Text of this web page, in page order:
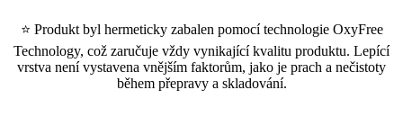
⭐ Produkt byl hermeticky zabalen pomocí technologie OxyFree
Technology, což zaručuje vždy vynikající kvalitu produktu. Lepící
vrstva není vystavena vnějším faktorům, jako je prach a nečistoty
během přepravy a skladování.